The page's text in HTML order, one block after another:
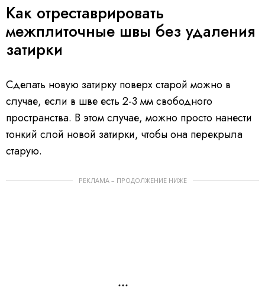
Как отреставрировать
межплиточные швы без удаления
затирки
Сделать новую затирку поверх старой можно в
случае, если в шве есть 2-3 мм свободного
пространства. В этом случае, можно просто нанести
тонкий слой новой затирки, чтобы она перекрыла
старую.
РЕКЛАМА – ПРОДОЛЖЕНИЕ НИЖЕ